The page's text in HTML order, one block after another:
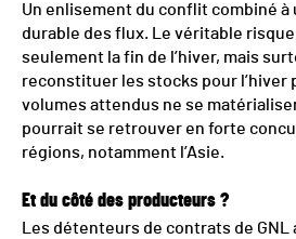
Un enlisement du conflit combiné
durable des flux. Le véritable risque,
seulement la fin de l’hiver, mais
reconstituer les stocks pour l’hiver
volumes attendus ne se
pourrait se retrouver en forte
régions, notamment l’Asie.
Et du côté des producteurs ?
Les détenteurs de contrats de GNL